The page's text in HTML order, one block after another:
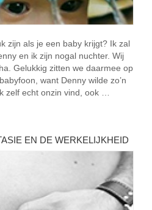
zijn als je een baby krijgt? Ik zal
en ik zijn nogal nuchter. Wij
Gelukkig zitten we daarmee op
want Denny wilde zo’n
zelf echt onzin vind, ook …
EN DE WERKELIJKHEID